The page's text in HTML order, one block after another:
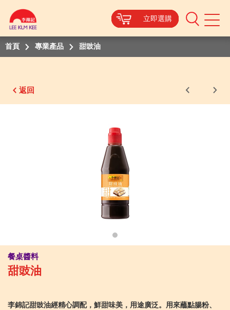
立即選購
Mobile
立即選購
立即選購
立即選購
立即選購
首頁 專業產品 甜豉油
返回
餐桌醬料
甜豉油
李錦記甜豉油經精心調配，鮮甜味美，用途廣泛。用來蘸點腸粉、